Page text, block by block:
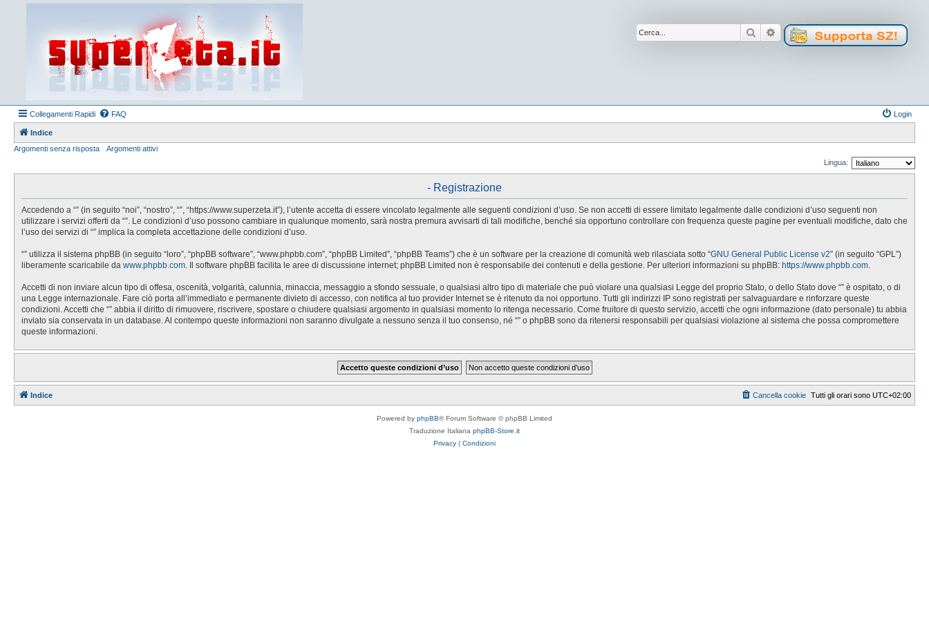
Cerca Ricerca avanzata
Collegamenti Rapidi FAQ Login
Indice
Argomenti senza risposta
Argomenti attivi
Lingua:
- Registrazione
Accedendo a “” (in seguito “noi”, “nostro”, “”, “https://www.superzeta.it”), l’utente accetta di essere vincolato legalmente alle seguenti condizioni d’uso. Se non accetti di essere limitato legalmente dalle condizioni d’uso seguenti non
utilizzare i servizi offerti da “”. Le condizioni d’uso possono cambiare in qualunque momento, sarà nostra premura avvisarti di tali modifiche, benché sia opportuno controllare con frequenza queste pagine per eventuali modifiche, dato che
l’uso dei servizi di “” implica la completa accettazione delle condizioni d’uso.
“” utilizza il sistema phpBB (in seguito “loro”, “phpBB software”, “www.phpbb.com”, “phpBB Limited”, “phpBB Teams”) che è un software per la creazione di comunità web rilasciata sotto “GNU General Public License v2” (in seguito “GPL”)
liberamente scaricabile da www.phpbb.com . Il software phpBB facilita le aree di discussione internet; phpBB Limited non è responsabile dei contenuti e della gestione. Per ulteriori informazioni su phpBB: https://www.phpbb.com
Accetti di non inviare alcun tipo di offesa, oscenità, volgarità, calunnia, minaccia, messaggio a sfondo sessuale, o qualsiasi altro tipo di materiale che può violare una qualsiasi Legge del proprio Stato, o dello Stato dove “” è ospitato, o di
una Legge internazionale. Fare ciò porta all’immediato e permanente divieto di accesso, con notifica al tuo provider Internet se è ritenuto da noi opportuno. Tutti gli indirizzi IP sono registrati per salvaguardare e rinforzare queste
condizioni. Accetti che “” abbia il diritto di rimuovere, riscrivere, spostare o chiudere qualsiasi argomento in qualsiasi momento lo ritenga necessario. Come fruitore di questo servizio, accetti che ogni informazione (dato personale) tu abbia
inviato sia conservata in un database. Al contempo queste informazioni non saranno divulgate a nessuno senza il tuo consenso, né “” o phpBB sono da ritenersi responsabili per qualsiasi violazione al sistema che possa compromettere
queste informazioni.
Indice Tutti gli orari sono UTC+02:00
Cancella cookie
Powered by phpBB® Forum Software © phpBB Limited
Traduzione Italiana phpBB-Store.it
Privacy | Condizioni